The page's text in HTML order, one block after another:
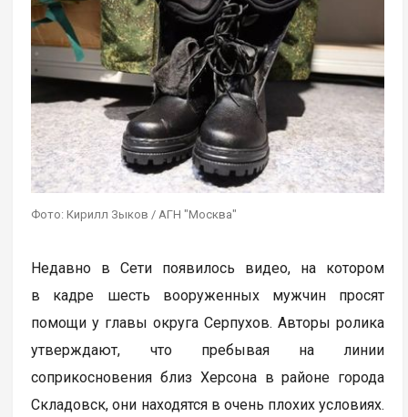
Фото: Кирилл Зыков / АГН "Москва"
Недавно в Сети появилось видео, на котором
в кадре шесть вооруженных мужчин просят
помощи у главы округа Серпухов. Авторы ролика
утверждают, что пребывая на линии
соприкосновения близ Херсона в районе города
Складовск, они находятся в очень плохих условиях.